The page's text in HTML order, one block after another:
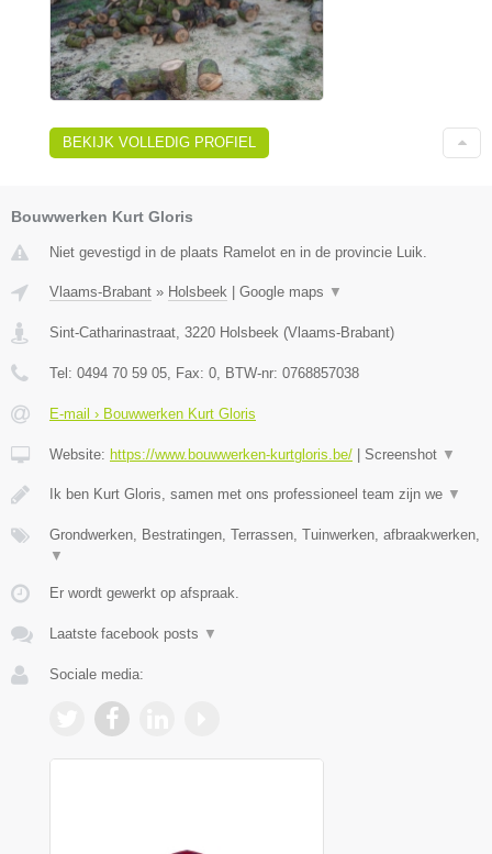
BEKIJK VOLLEDIG PROFIEL
Bouwwerken Kurt Gloris
Niet gevestigd in de plaats Ramelot en in de provincie Luik.
Vlaams-Brabant » Holsbeek Google maps ▼
Sint-Catharinastraat 3220 Holsbeek (Vlaams-Brabant)
Tel: 0494 70 59 05 , Fax: 0 , BTW-nr: 0768857038
E-mail › Bouwwerken Kurt Gloris
Website: https://www.bouwwerken-kurtgloris.be/ Screenshot ▼
Ik ben Kurt Gloris, samen met ons professioneel team zijn we ▼
Grondwerken, Bestratingen, Terrassen, Tuinwerken, afbraakwerken,
▼
Er wordt gewerkt op afspraak.
Laatste facebook posts ▼
Sociale media: